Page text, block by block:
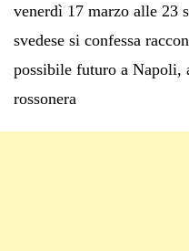
venerdì 17 marzo alle 23
svedese si confessa
possibile futuro a Napoli,
rossonera